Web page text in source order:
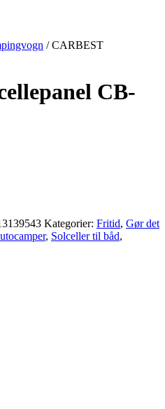
/ CARBEST
CB-
Kategorier: Fritid, Gør det
, Solceller til båd,